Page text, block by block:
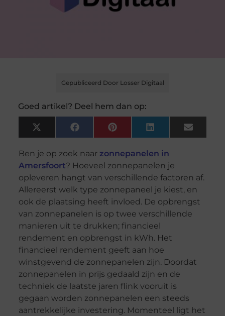
Gepubliceerd Door Losser Digitaal
Goed artikel? Deel hem dan op:
X
(Twitter)
FacebookPinterest LinkedIn Email
Ben je op zoek naar zonnepanelen in
Amersfoort? Hoeveel zonnepanelen je
opleveren hangt van verschillende factoren af.
Allereerst welk type zonnepaneel je kiest, en
ook de plaatsing heeft invloed. De opbrengst
van zonnepanelen is op twee verschillende
manieren uit te drukken; financieel
rendement en opbrengst in kWh. Het
financieel rendement geeft aan hoe
winstgevend de zonnepanelen zijn. Doordat
zonnepanelen in prijs gedaald zijn en de
techniek de laatste jaren flink vooruit is
gegaan worden zonnepanelen een steeds
aantrekkelijke investering. Momenteel ligt het